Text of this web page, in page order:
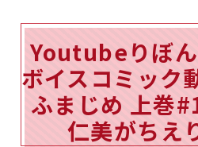
Youtubeりぼ
ボイスコミック
ふまじめ 上巻
仁美がちえ